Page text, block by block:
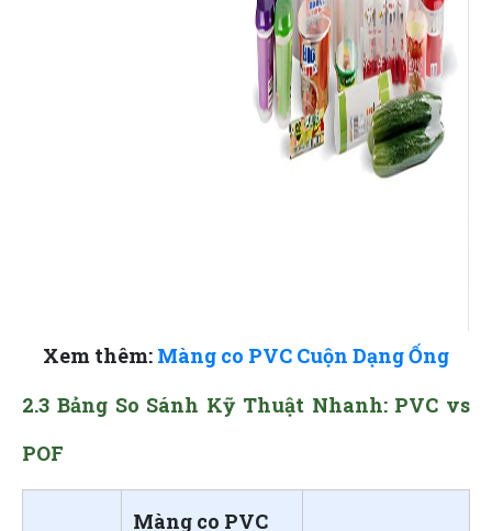
Xem thêm: Màng co PVC Cuộn Dạng Ống
2.3 Bảng So Sánh Kỹ Thuật Nhanh: PVC vs
POF
Màng co PVC